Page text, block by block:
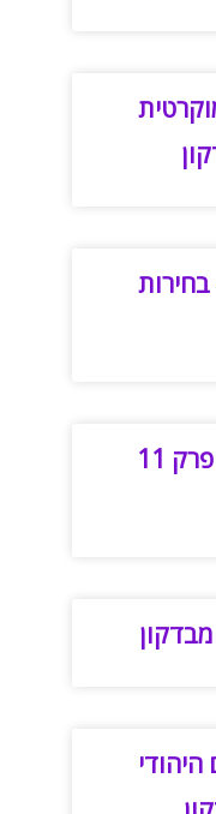
עיקרון שלטון העם פרק 11